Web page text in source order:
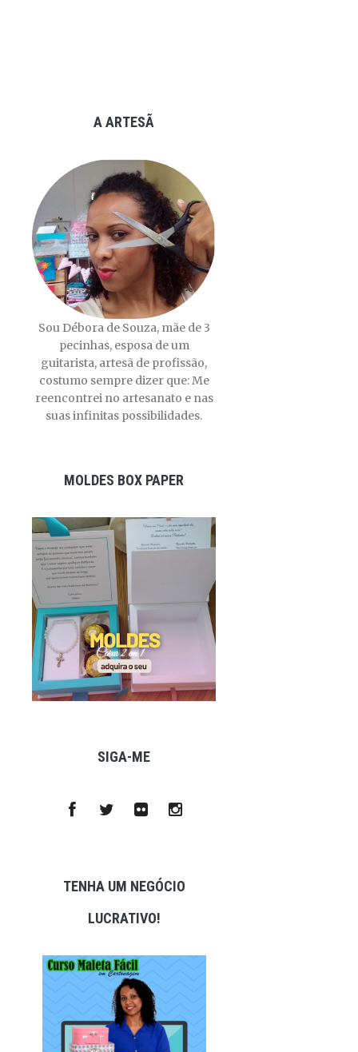
A ARTESÃ
Sou Débora de Souza, mãe de 3
pecinhas, esposa de um
guitarista, artesã de profissão,
costumo sempre dizer que: Me
reencontrei no artesanato e nas
suas infinitas possibilidades.
MOLDES BOX PAPER
SIGA-ME
TENHA UM NEGÓCIO
LUCRATIVO!